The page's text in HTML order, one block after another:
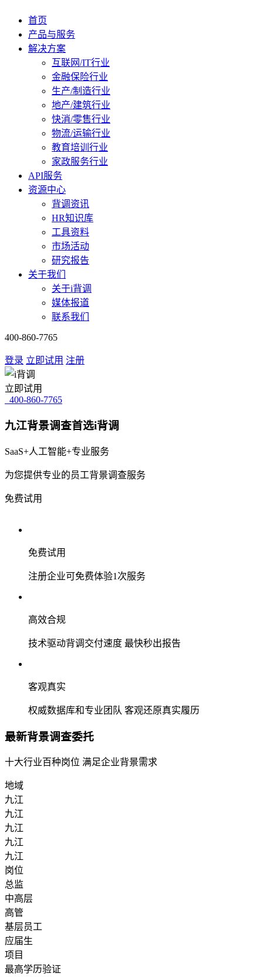
首页
产品与服务
解决方案
互联网/IT行业
金融保险行业
生产/制造行业
地产/建筑行业
快消/零售行业
物流/运输行业
教育培训行业
家政服务行业
API服务
资源中心
背调资讯
HR知识库
工具资料
市场活动
研究报告
关于我们
关于i背调
媒体报道
联系我们
400-860-7765
登录 立即试用 注册
立即试用
400-860-7765
九江背景调查首选i背调
SaaS+人工智能+专业服务
为您提供专业的员工背景调查服务
免费试用
免费试用
注册企业可免费体验1次服务
高效合规
技术驱动背调交付速度 最快秒出报告
客观真实
权威数据库和专业团队 客观还原真实履历
最新背景调查委托
十大行业百种岗位 满足企业背景需求
地域
九江
九江
九江
九江
九江
岗位
总监
中高层
高管
基层员工
应届生
项目
最高学历验证